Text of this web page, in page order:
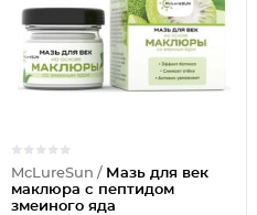
McLureSun / Мазь для век
маклюра с пептидом
змеиного яда